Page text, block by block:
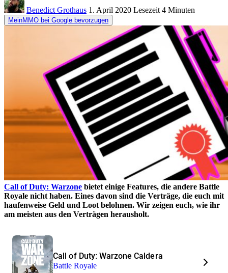
Benedict Grothaus 1. April 2020 Lesezeit 4 Minuten
MeinMMO bei Google bevorzugen
Call of Duty: Warzone bietet einige Features, die andere Battle
Royale nicht haben. Eines davon sind die Verträge, die euch mit
haufenweise Geld und Loot belohnen. Wir zeigen euch, wie ihr
am meisten aus den Verträgen herausholt.
Call of Duty: Warzone Caldera
Battle Royale